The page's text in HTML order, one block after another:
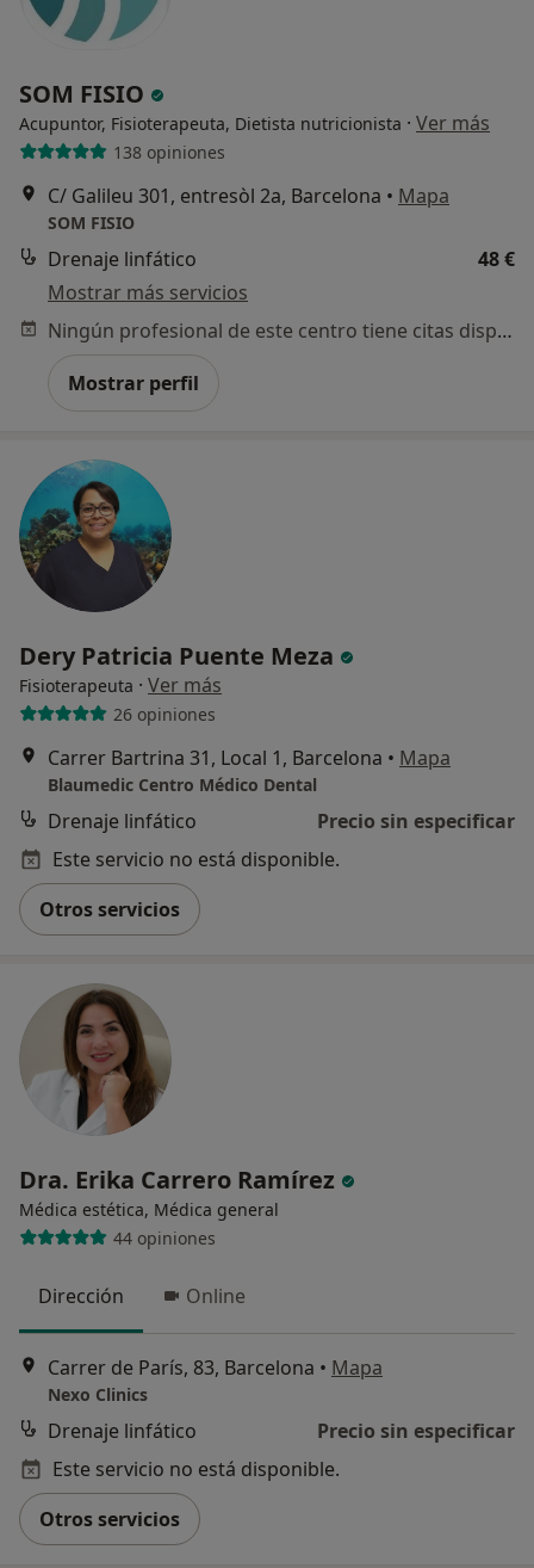
SOM FISIO
Acupuntor, Fisioterapeuta, Dietista nutricionista · Ver más
138 opiniones
C/ Galileu 301, entresòl 2a, Barcelona • Mapa
SOM FISIO
Drenaje linfático
48 €
Mostrar más servicios
Ningún profesional de este centro tiene citas disponibles
Mostrar perfil
Dery Patricia Puente Meza
Fisioterapeuta · Ver más
26 opiniones
Carrer Bartrina 31, Local 1, Barcelona • Mapa
Blaumedic Centro Médico Dental
Drenaje linfático
Precio sin especificar
Este servicio no está disponible.
Otros servicios
Dra. Erika Carrero Ramírez
Médica estética, Médica general
44 opiniones
Dirección Online
Carrer de París, 83, Barcelona • Mapa
Nexo Clinics
Drenaje linfático
Precio sin especificar
Este servicio no está disponible.
Otros servicios